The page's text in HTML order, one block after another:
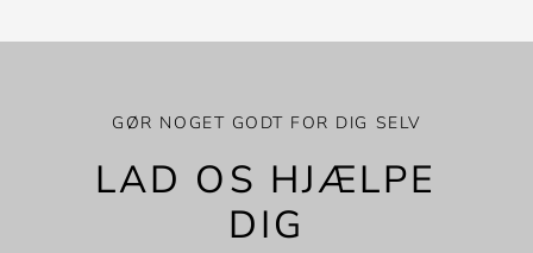
GØR NOGET GODT FOR DIG SELV
LAD OS HJÆLPE
DIG